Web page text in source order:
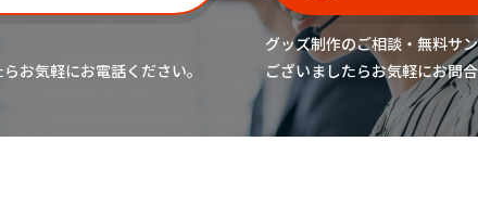
お気軽にお電話ください。
グッズ制作のご相談・無料サ
ございましたらお気軽にお問